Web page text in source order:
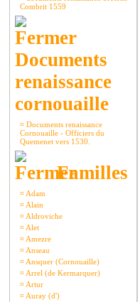
Combrit 1559
Documents
renaissance
cornouaille
¤ Documents renaissance
Cornouaille - Officiers du
Quemenet vers 1530.
Familles
¤ Adam
¤ Alain
¤ Aldroviche
¤ Alet
¤ Amezre
¤ Anseau
¤ Ansquer (Cornouaille)
¤ Arrel (de Kermarquer)
¤ Artur
¤ Auray (d')